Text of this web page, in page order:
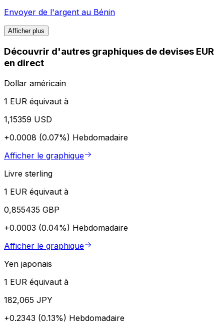
Envoyer de l'argent au Bénin
Afficher plus
Découvrir d'autres graphiques de devises EUR
en direct
Dollar américain
1 EUR équivaut à
1,15359 USD
+0.0008 (0.07%) Hebdomadaire
Afficher le graphique
Livre sterling
1 EUR équivaut à
0,855435 GBP
+0.0003 (0.04%) Hebdomadaire
Afficher le graphique
Yen japonais
1 EUR équivaut à
182,065 JPY
+0.2343 (0.13%) Hebdomadaire